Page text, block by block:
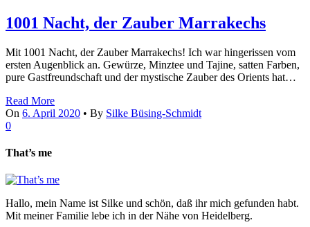
1001 Nacht, der Zauber Marrakechs
Mit 1001 Nacht, der Zauber Marrakechs! Ich war hingerissen vom
ersten Augenblick an. Gewürze, Minztee und Tajine, satten Farben,
pure Gastfreundschaft und der mystische Zauber des Orients hat…
Read More
On 6. April 2020 • By Silke Büsing-Schmidt
0
That’s me
Hallo, mein Name ist Silke und schön, daß ihr mich gefunden habt.
Mit meiner Familie lebe ich in der Nähe von Heidelberg.